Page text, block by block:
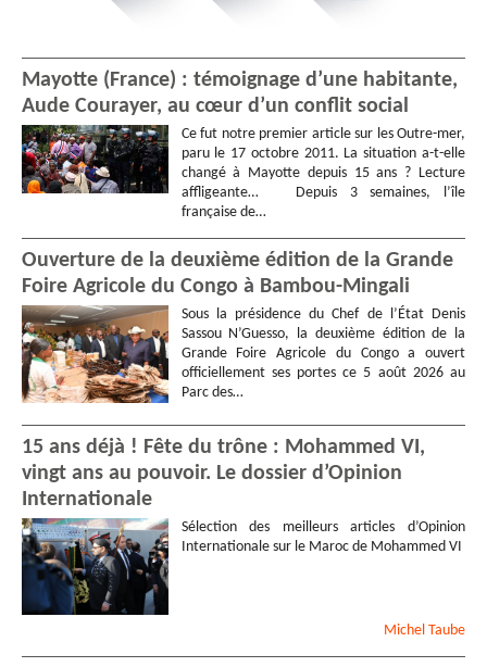
Mayotte (France) : témoignage d’une habitante,
Aude Courayer, au cœur d’un conflit social
Ce fut notre premier article sur les Outre-mer,
paru le 17 octobre 2011. La situation a-t-elle
changé à Mayotte depuis 15 ans ? Lecture
affligeante… Depuis 3 semaines, l’île
française de…
Ouverture de la deuxième édition de la Grande
Foire Agricole du Congo à Bambou-Mingali
Sous la présidence du Chef de l’État Denis
Sassou N’Guesso, la deuxième édition de la
Grande Foire Agricole du Congo a ouvert
officiellement ses portes ce 5 août 2026 au
Parc des…
15 ans déjà ! Fête du trône : Mohammed VI,
vingt ans au pouvoir. Le dossier d’Opinion
Internationale
Sélection des meilleurs articles d’Opinion
Internationale sur le Maroc de Mohammed VI
Michel Taube